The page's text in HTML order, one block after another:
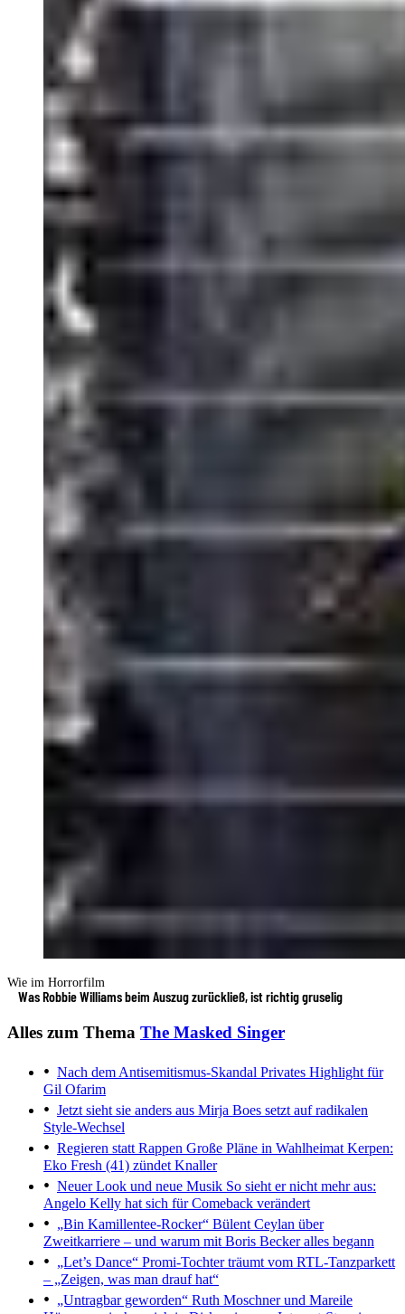
Wie im Horrorfilm
Was Robbie Williams beim Auszug zurückließ, ist richtig gruselig
Alles zum Thema The Masked Singer
Nach dem Antisemitismus-Skandal Privates Highlight für
Gil Ofarim
Jetzt sieht sie anders aus Mirja Boes setzt auf radikalen
Style-Wechsel
Regieren statt Rappen Große Pläne in Wahlheimat Kerpen:
Eko Fresh (41) zündet Knaller
Neuer Look und neue Musik So sieht er nicht mehr aus:
Angelo Kelly hat sich für Comeback verändert
„Bin Kamillentee-Rocker“ Bülent Ceylan über
Zweitkarriere – und warum mit Boris Becker alles begann
„Let’s Dance“ Promi-Tochter träumt vom RTL-Tanzparkett
– „Zeigen, was man drauf hat“
„Untragbar geworden“ Ruth Moschner und Mareile